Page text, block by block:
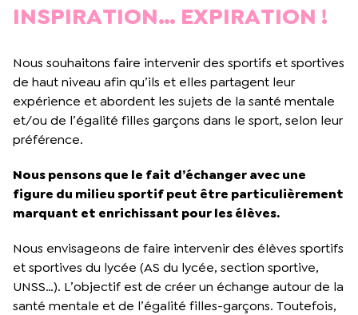
INSPIRATION… EXPIRATION !
Nous souhaitons faire intervenir des sportifs et sportives
de haut niveau afin qu’ils et elles partagent leur
expérience et abordent les sujets de la santé mentale
et/ou de l’égalité filles garçons dans le sport, selon leur
préférence.
Nous pensons que le fait d’échanger avec une
figure du milieu sportif peut être particulièrement
marquant et enrichissant pour les élèves.
Nous envisageons de faire intervenir des élèves sportifs
et sportives du lycée (AS du lycée, section sportive,
UNSS…). L’objectif est de créer un échange autour de la
santé mentale et de l’égalité filles-garçons. Toutefois,